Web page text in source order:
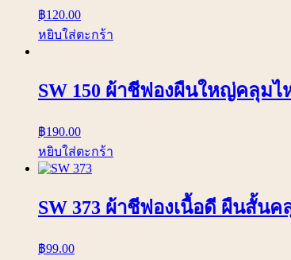
฿120.00
หยิบใส่ตะกร้า
SW 150 ผ้าชีฟองผืนใหญ่คลุม
฿190.00
หยิบใส่ตะกร้า
SW 373 ผ้าชีฟองเนื้อดี ผืนสั้น
฿99.00